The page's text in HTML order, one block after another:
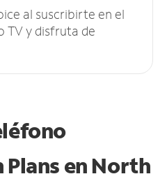
al suscribirte en el
TV y disfruta de
Plans en North